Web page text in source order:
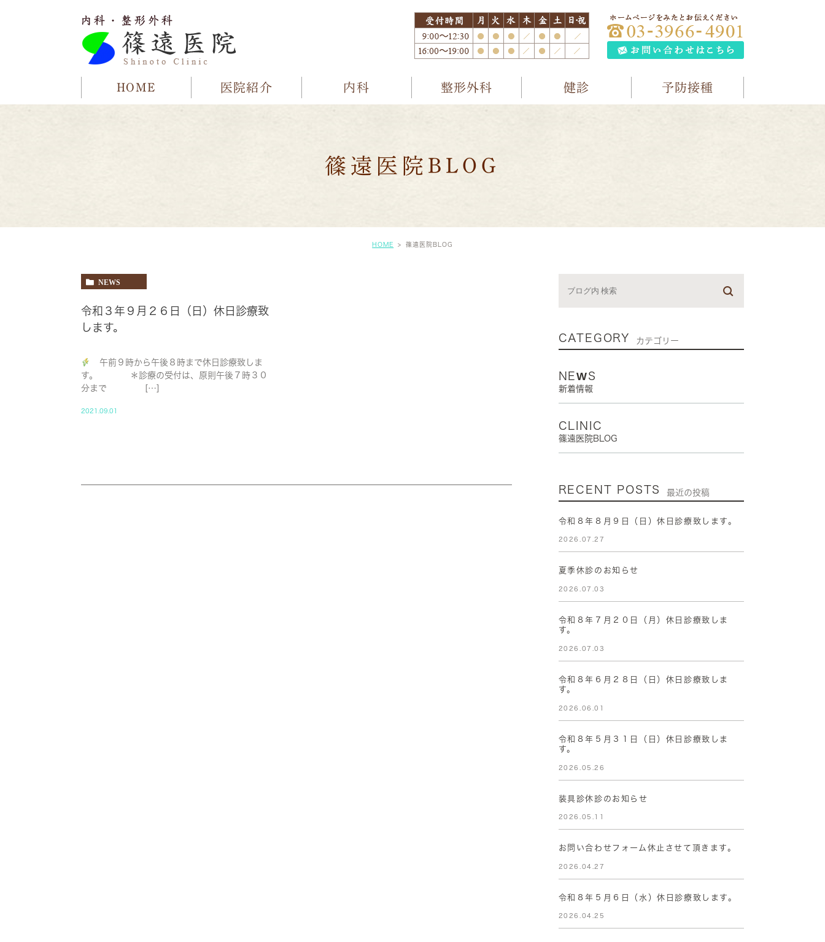
HOME 医院紹介 内科 整形外科 健診 予防接種
篠遠医院BLOG
HOME 篠遠医院BLOG
NEWS
令和３年９月２６日（日）休日診療致
します。
午前９時から午後８時まで休日診療致しま
す。 ＊診療の受付は、原則午後７時３０
分まで […]
2021.09.01
CATEGORY カテゴリー
NEWS
新着情報
CLINIC
篠遠医院BLOG
RECENT POSTS 最近の投稿
令和８年８月９日（日）休日診療致します。
2026.07.27
夏季休診のお知らせ
2026.07.03
令和８年７月２０日（月）休日診療致しま
す。
2026.07.03
令和８年６月２８日（日）休日診療致しま
す。
2026.06.01
令和８年５月３１日（日）休日診療致しま
す。
2026.05.26
装具診休診のお知らせ
2026.05.11
お問い合わせフォーム休止させて頂きます。
2026.04.27
令和８年５月６日（水）休日診療致します。
2026.04.25